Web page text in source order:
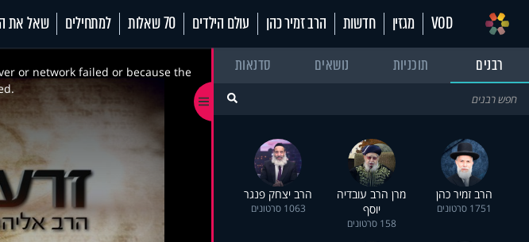
VOD מגזין חדשות הרב זמיר כהן עולם הילדים 70 שאלות למתחילים שאל את
רבנים
תוכניות נושאים סדנאות
הרב זמיר כהן
1751 סרטונים
מרן הרב עובדיה
יוסף
158 סרטונים
הרב יצחק פנגר
1063 סרטונים
or network failed or because the